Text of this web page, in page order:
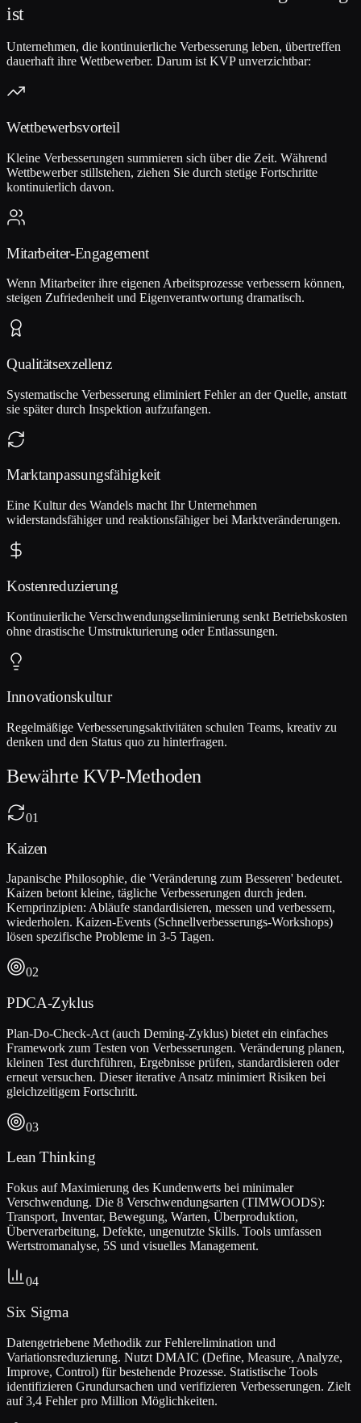
ist
Unternehmen, die kontinuierliche Verbesserung leben, übertreffen
dauerhaft ihre Wettbewerber. Darum ist KVP unverzichtbar:
Wettbewerbsvorteil
Kleine Verbesserungen summieren sich über die Zeit. Während
Wettbewerber stillstehen, ziehen Sie durch stetige Fortschritte
kontinuierlich davon.
Mitarbeiter-Engagement
Wenn Mitarbeiter ihre eigenen Arbeitsprozesse verbessern können,
steigen Zufriedenheit und Eigenverantwortung dramatisch.
Qualitätsexzellenz
Systematische Verbesserung eliminiert Fehler an der Quelle, anstatt
sie später durch Inspektion aufzufangen.
Marktanpassungsfähigkeit
Eine Kultur des Wandels macht Ihr Unternehmen
widerstandsfähiger und reaktionsfähiger bei Marktveränderungen.
Kostenreduzierung
Kontinuierliche Verschwendungseliminierung senkt Betriebskosten
ohne drastische Umstrukturierung oder Entlassungen.
Innovationskultur
Regelmäßige Verbesserungsaktivitäten schulen Teams, kreativ zu
denken und den Status quo zu hinterfragen.
Bewährte KVP-Methoden
01
Kaizen
Japanische Philosophie, die 'Veränderung zum Besseren' bedeutet.
Kaizen betont kleine, tägliche Verbesserungen durch jeden.
Kernprinzipien: Abläufe standardisieren, messen und verbessern,
wiederholen. Kaizen-Events (Schnellverbesserungs-Workshops)
lösen spezifische Probleme in 3-5 Tagen.
02
PDCA-Zyklus
Plan-Do-Check-Act (auch Deming-Zyklus) bietet ein einfaches
Framework zum Testen von Verbesserungen. Veränderung planen,
kleinen Test durchführen, Ergebnisse prüfen, standardisieren oder
erneut versuchen. Dieser iterative Ansatz minimiert Risiken bei
gleichzeitigem Fortschritt.
03
Lean Thinking
Fokus auf Maximierung des Kundenwerts bei minimaler
Verschwendung. Die 8 Verschwendungsarten (TIMWOODS):
Transport, Inventar, Bewegung, Warten, Überproduktion,
Überverarbeitung, Defekte, ungenutzte Skills. Tools umfassen
Wertstromanalyse, 5S und visuelles Management.
04
Six Sigma
Datengetriebene Methodik zur Fehlerelimination und
Variationsreduzierung. Nutzt DMAIC (Define, Measure, Analyze,
Improve, Control) für bestehende Prozesse. Statistische Tools
identifizieren Grundursachen und verifizieren Verbesserungen. Zielt
auf 3,4 Fehler pro Million Möglichkeiten.